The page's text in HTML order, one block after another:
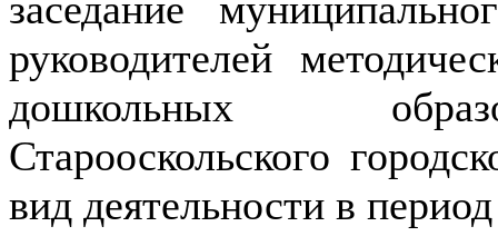
руководителей
дошкольных
Старооскольского
вид деятельности в